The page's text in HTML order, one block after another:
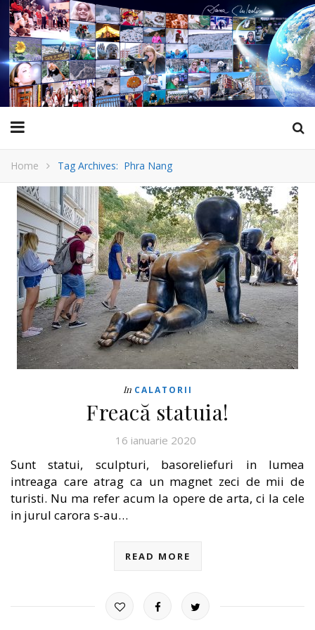
Home Tag Archives: Phra Nang
In CALATORII
Freacă statuia!
16 ianuarie 2020
Sunt statui, sculpturi, basoreliefuri in lumea
intreaga care atrag ca un magnet zeci de mii de
turisti. Nu ma refer acum la opere de arta, ci la cele
in jurul carora s-au…
READ MORE